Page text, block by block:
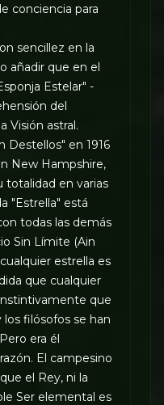
conciencia para
sencillez en la
añadir que en el
Estelar" -
del
Visión astral.
Destellos" en 1916
New Hampshire,
totalidad en varias
"Estrella" está
todas las demás
Sin Límite (Ain
estrella es
que cualquier
que
los filósofos se han
era él
El campesino
el Rey, ni la
Ser elemental es